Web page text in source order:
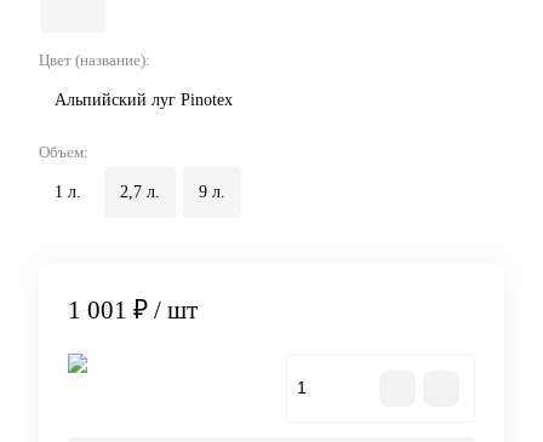
Цвет (название):
Альпийский луг Pinotex
Объем:
1 л. 2,7 л. 9 л.
1 001 ₽ / шт